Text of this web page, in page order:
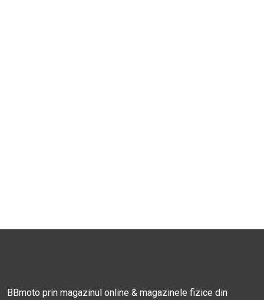
BBmoto prin magazinul online & magazinele fizice din